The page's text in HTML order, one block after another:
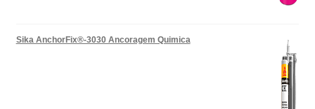
Sika AnchorFix®-3030 Ancoragem Quimica